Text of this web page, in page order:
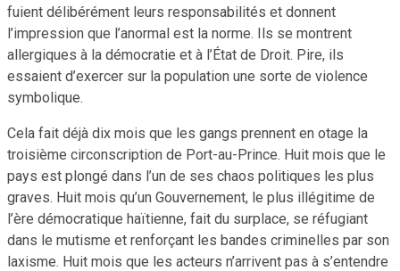
fuient délibérément leurs responsabilités et donnent
l’impression que l’anormal est la norme. Ils se montrent
allergiques à la démocratie et à l’État de Droit. Pire, ils
essaient d’exercer sur la population une sorte de violence
symbolique.
Cela fait déjà dix mois que les gangs prennent en otage la
troisième circonscription de Port-au-Prince. Huit mois que le
pays est plongé dans l’un de ses chaos politiques les plus
graves. Huit mois qu’un Gouvernement, le plus illégitime de
l’ère démocratique haïtienne, fait du surplace, se réfugiant
dans le mutisme et renforçant les bandes criminelles par son
laxisme. Huit mois que les acteurs n’arrivent pas à s’entendre